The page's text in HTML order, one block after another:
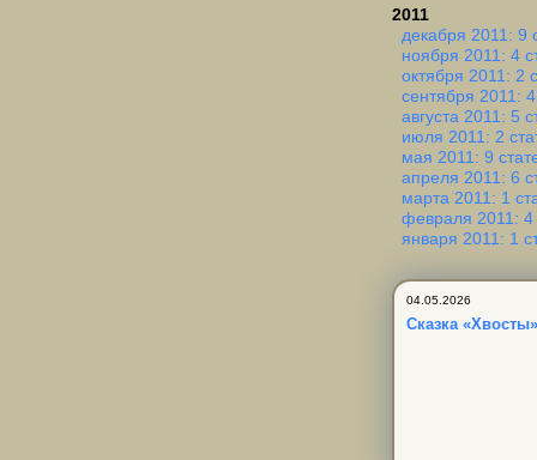
2011
декабря 2011: 9
ноября 2011: 4
октября 2011: 2
сентября 2011:
августа 2011: 5
июля 2011: 2
мая 2011: 9
апреля 2011: 6
марта 2011: 1
февраля 2011: 4
января 2011: 1
04.05.2026
Сказка